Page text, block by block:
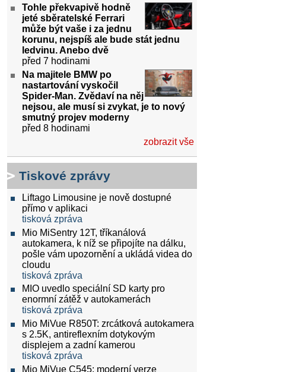
Tohle překvapivě hodně
jeté sběratelské Ferrari
může být vaše i za jednu
korunu, nejspíš ale bude stát jednu
ledvinu. Anebo dvě
před 7 hodinami
Na majitele BMW po
nastartování vyskočil
Spider-Man. Zvědaví na něj
nejsou, ale musí si zvykat, je to nový
smutný projev moderny
před 8 hodinami
zobrazit vše
Tiskové zprávy
Liftago Limousine je nově dostupné
přímo v aplikaci
tisková zpráva
Mio MiSentry 12T, tříkanálová
autokamera, k níž se připojíte na dálku,
pošle vám upozornění a ukládá videa do
cloudu
tisková zpráva
MIO uvedlo speciální SD karty pro
enormní zátěž v autokamerách
tisková zpráva
Mio MiVue R850T: zrcátková autokamera
s 2.5K, antireflexním dotykovým
displejem a zadní kamerou
tisková zpráva
Mio MiVue C545: moderní verze